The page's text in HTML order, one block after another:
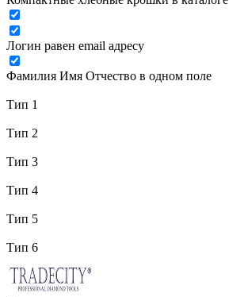
Логин равен email адресу
Фамилия Имя Отчество в одном поле
Тип 1
Тип 2
Тип 3
Тип 4
Тип 5
Тип 6